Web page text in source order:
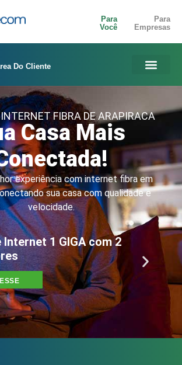
Para
Você
Para
Empresas
Do Cliente
FIBRA DE ARAPIRACA
Casa Mais
experiência com internet fibra em
sua casa com qualidade e
velocidade.
Internet 1 GIGA com 2